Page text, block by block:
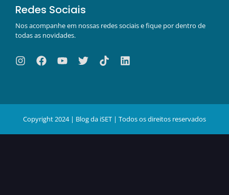
Redes Sociais
Nos acompanhe em nossas redes sociais e fique por dentro de
todas as novidades.
Copyright 2024 | Blog da iSET | Todos os direitos reservados